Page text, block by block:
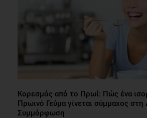
Κορεσμός από το Πρωί: Πώς ένα
Πρωινό Γεύμα γίνεται σύμμαχος στη
Συμμόρφωση